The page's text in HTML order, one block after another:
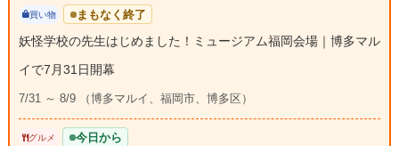
買い物 まもなく終了
妖怪学校の先生はじめました！ミュージアム福岡会場｜博多マル
イで7月31日開幕
7/31 ～ 8/9 （博多マルイ、福岡市、博多区）
グルメ 今日から